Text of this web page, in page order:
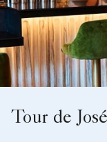
Tour de José